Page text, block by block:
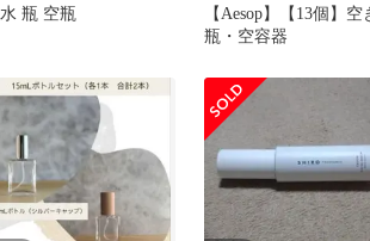
瓶 空瓶
【Aesop】【13個】空
瓶・空容器